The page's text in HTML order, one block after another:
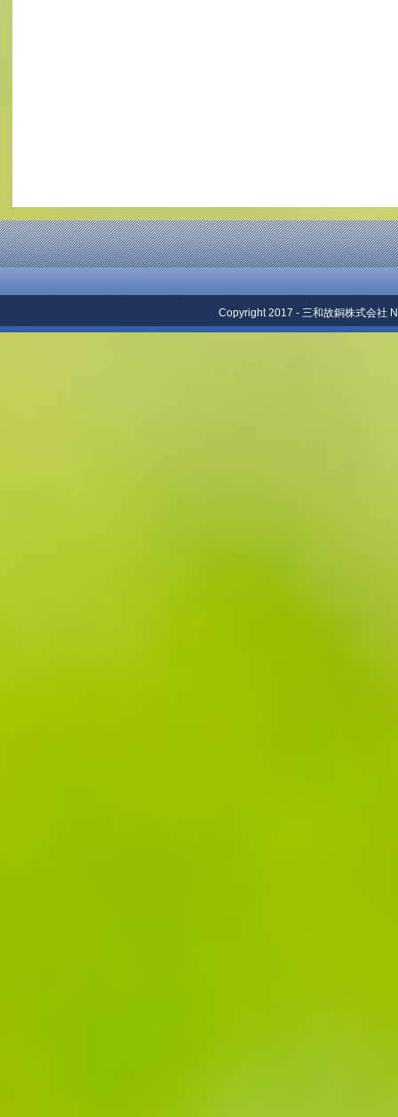
Copyright 2017 - 三和故銅株式会社